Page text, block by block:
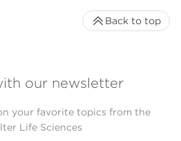
our newsletter
your favorite topics from the
Life Sciences
Back to top